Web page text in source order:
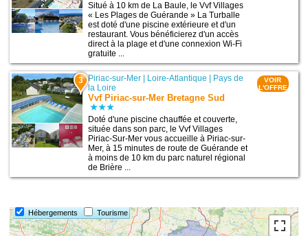
Situé à 10 km de La Baule, le Vvf Villages
« Les Plages de Guérande » La Turballe
est doté d'une piscine extérieure et d'un
restaurant. Vous bénéficierez d'un accès
direct à la plage et d'une connexion Wi-Fi
gratuite ...
3 Piriac-sur-Mer Loire-Atlantique
Pays de
la Loire
Vvf Piriac-sur-Mer Bretagne Sud
Doté d'une piscine chauffée et couverte,
située dans son parc, le Vvf Villages
Piriac-Sur-Mer vous accueille à Piriac-sur-
Mer, à 15 minutes de route de Guérande et
à moins de 10 km du parc naturel régional
de Brière ...
VOIR
L'OFFRE
Hébergements Tourisme